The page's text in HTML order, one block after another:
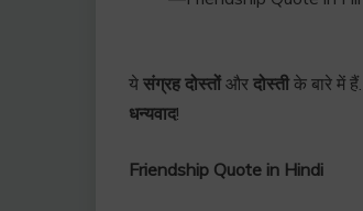
ये संग्रह दोस्तोंऔर दोस्तीके बारे में हैं.
धन्यवाद!
Friendship Quote in Hindi